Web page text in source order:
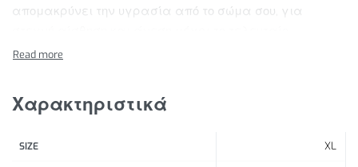
απομακρύνει την υγρασία από το σώμα σου, για
χιλιόμετρο. Η ελαφριά mesh κατασκευή αναπνέει και
Χαρακτηριστικά
SIZE XL